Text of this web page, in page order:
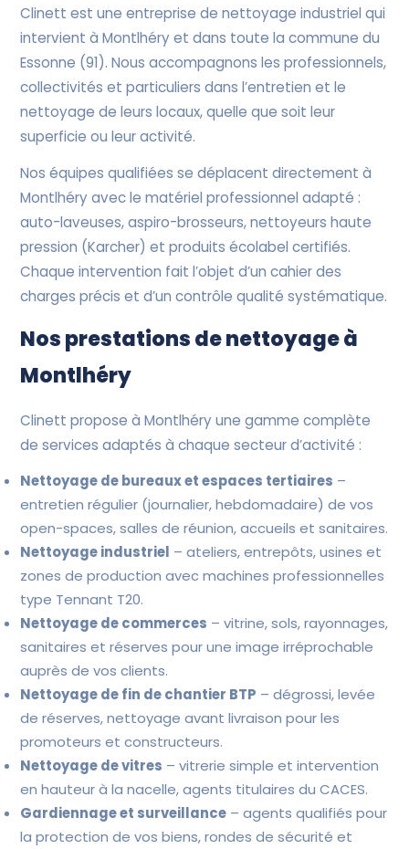
Clinett est une entreprise de nettoyage industriel qui
intervient à Montlhéry et dans toute la commune du
Essonne (91). Nous accompagnons les professionnels,
collectivités et particuliers dans l’entretien et le
nettoyage de leurs locaux, quelle que soit leur
superficie ou leur activité.
Nos équipes qualifiées se déplacent directement à
Montlhéry avec le matériel professionnel adapté :
auto-laveuses, aspiro-brosseurs, nettoyeurs haute
pression (Karcher) et produits écolabel certifiés.
Chaque intervention fait l’objet d’un cahier des
charges précis et d’un contrôle qualité systématique.
Nos prestations de nettoyage à
Montlhéry
Clinett propose à Montlhéry une gamme complète
de services adaptés à chaque secteur d’activité :
Nettoyage de bureaux et espaces tertiaires –
entretien régulier (journalier, hebdomadaire) de vos
open-spaces, salles de réunion, accueils et sanitaires.
Nettoyage industriel – ateliers, entrepôts, usines et
zones de production avec machines professionnelles
type Tennant T20.
Nettoyage de commerces – vitrine, sols, rayonnages,
sanitaires et réserves pour une image irréprochable
auprès de vos clients.
Nettoyage de fin de chantier BTP – dégrossi, levée
de réserves, nettoyage avant livraison pour les
promoteurs et constructeurs.
Nettoyage de vitres – vitrerie simple et intervention
en hauteur à la nacelle, agents titulaires du CACES.
Gardiennage et surveillance – agents qualifiés pour
la protection de vos biens, rondes de sécurité et